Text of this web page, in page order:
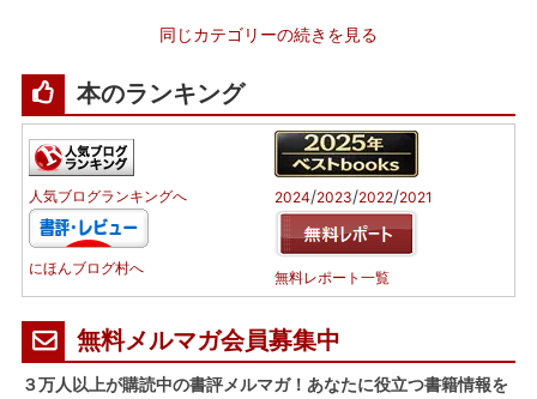
同じカテゴリーの続きを見る
本のランキング
人気ブログランキングへ
にほんブログ村へ
2024/2023/2022/2021
無料レポート一覧
無料メルマガ会員募集中
３万人以上が購読中の書評メルマガ！あなたに役立つ書籍情報を